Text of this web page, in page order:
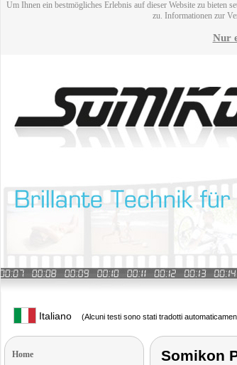
Um Ihnen ein bestmögliches Erlebnis auf dieser Website zu bieten
zu. Informationen zur
Nur
Italiano (Alcuni testi sono stati tradotti
Home Somikon